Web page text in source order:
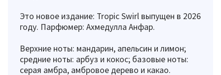
Это новое издание: Tropic Swirl выпущен в 2026
году. Парфюмер: Ахмедулла Анфар.
Верхние ноты: мандарин, апельсин и лимон;
средние ноты: арбуз и кокос; базовые ноты:
серая амбра, амбровое дерево и какао.